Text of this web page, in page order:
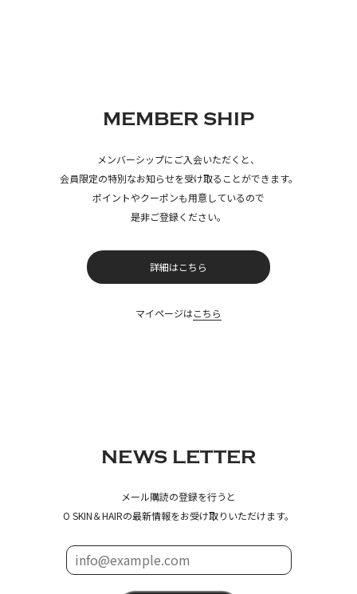
MEMBER SHIP
メンバーシップにご入会いただくと、
会員限定の特別なお知らせを受け取ることができます。
ポイントやクーポンも用意しているので
是非ご登録ください。
詳細はこちら
マイページはこちら
NEWS LETTER
メール購読の登録を行うと
O SKIN＆HAIRの最新情報をお受け取りいただけます。